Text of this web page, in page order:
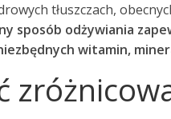
tłuszczach,
sposób odżywiania
witamin,